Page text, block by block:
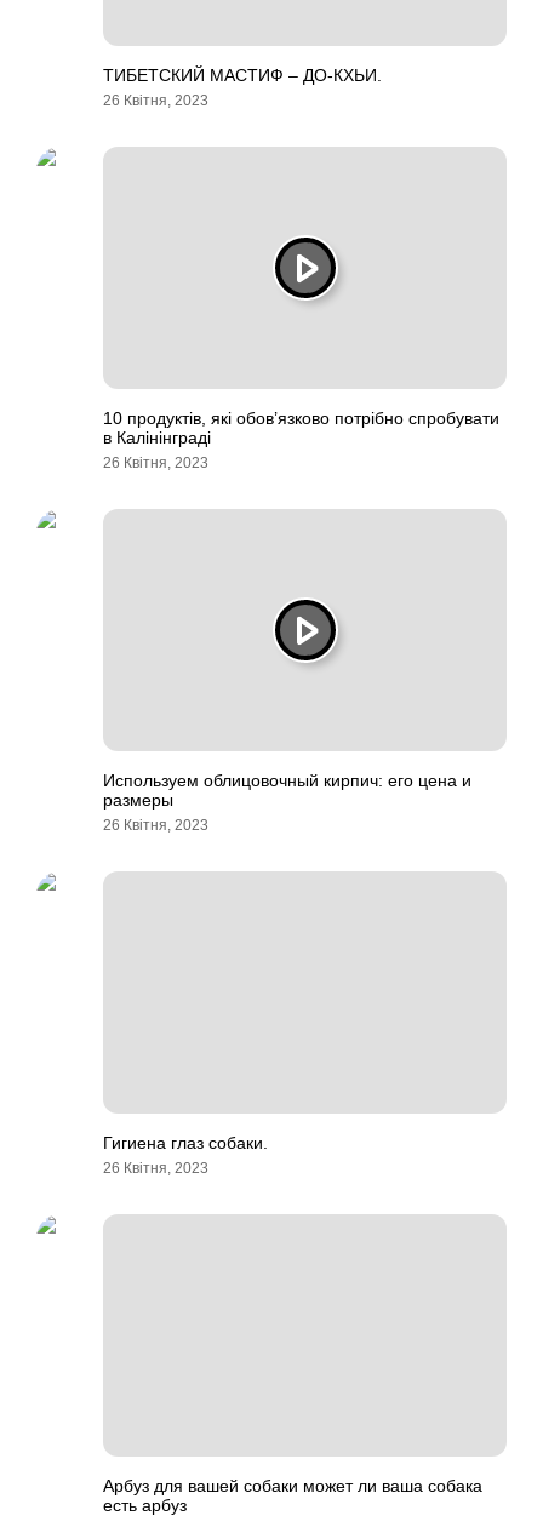
ТИБЕТСКИЙ МАСТИФ – ДО-КХЬИ.
26 Квітня, 2023
10 продуктів, які обов’язково потрібно спробувати
в Калінінграді
26 Квітня, 2023
Используем облицовочный кирпич: его цена и
размеры
26 Квітня, 2023
Гигиена глаз собаки.
26 Квітня, 2023
Арбуз для вашей собаки может ли ваша собака
есть арбуз